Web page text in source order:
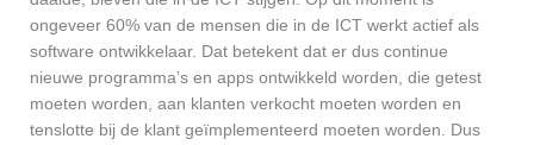
ongeveer 60% van de mensen die in de ICT werkt actief als
software ontwikkelaar. Dat betekent dat er dus continue
nieuwe programma’s en apps ontwikkeld worden, die getest
moeten worden, aan klanten verkocht moeten worden en
tenslotte bij de klant geïmplementeerd moeten worden. Dus